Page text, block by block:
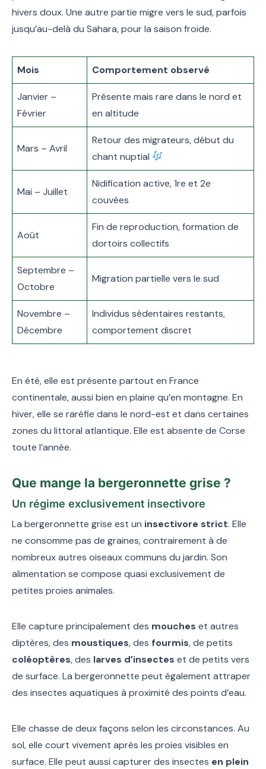
hivers doux. Une autre partie migre vers le sud, parfois
jusqu’au-delà du Sahara, pour la saison froide.
Mois Comportement observé
Janvier –
Février
Présente mais rare dans le nord et
en altitude
Mars – Avril
Retour des migrateurs, début du
chant nuptial
Mai – Juillet
Nidification active, 1re et 2e
couvées
Août
Fin de reproduction, formation de
dortoirs collectifs
Septembre –
Octobre
Migration partielle vers le sud
Novembre –
Décembre
Individus sédentaires restants,
comportement discret
En été, elle est présente partout en France
continentale, aussi bien en plaine qu’en montagne. En
hiver, elle se raréfie dans le nord-est et dans certaines
zones du littoral atlantique. Elle est absente de Corse
toute l’année.
Que mange la bergeronnette grise ?
Un régime exclusivement insectivore
La bergeronnette grise est un insectivore strict. Elle
ne consomme pas de graines, contrairement à de
nombreux autres oiseaux communs du jardin. Son
alimentation se compose quasi exclusivement de
petites proies animales.
Elle capture principalement des mouches et autres
diptères, des moustiques, des fourmis, de petits
coléoptères, des larves d’insectes et de petits vers
de surface. La bergeronnette peut également attraper
des insectes aquatiques à proximité des points d’eau.
Elle chasse de deux façons selon les circonstances. Au
sol, elle court vivement après les proies visibles en
surface. Elle peut aussi capturer des insectes en plein